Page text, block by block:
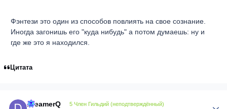
Фэнтези это один из способов повлиять на свое сознание.
Иногда загонишь его "куда нибудь" а потом думаешь: ну и
где же это я находился.
Цитата
DreamerQ 5 Член Гильдий (неподтверждённый)